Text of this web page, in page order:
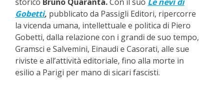
Gobetti, pubblicato da Passigli Editori, ripercorre
la vicenda umana, intellettuale e politica di Piero
Gobetti, dalla relazione con i grandi de suo tempo,
Gramsci e Salvemini, Einaudi e Casorati, alle sue
riviste e all’attività editoriale, fino alla morte in
esilio a Parigi per mano di sicari fascisti.